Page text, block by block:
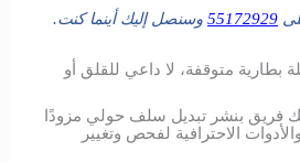
55172929 وسنصل إليك أينما كنت.
بطارية متوقفة، لا داعي للقلق أو
فريق بنشر تبديل سلف حولي مزودًا
الاحترافية لفحص وتغيير